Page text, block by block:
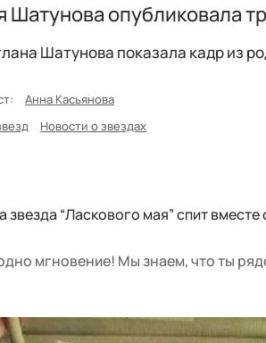
Шатунова опубликовала
Шатунова показала кадр из
Анна Касьянова
Новости о звездах
звезда “Ласкового мая” спит
одно мгновение! Мы знаем, что ты